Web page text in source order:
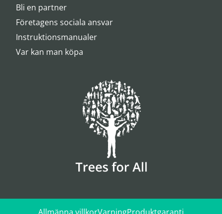
Bli en partner
Företagens sociala ansvar
Instruktionsmanualer
Var kan man köpa